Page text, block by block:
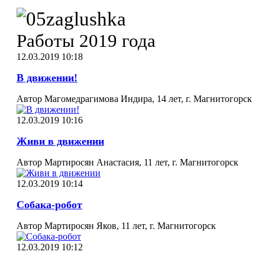
Работы 2019 года
12.03.2019 10:18
В движении!
Автор Магомедрагимова Индира, 14 лет, г. Магнитогорск
12.03.2019 10:16
Живи в движении
Автор Мартиросян Анастасия, 11 лет, г. Магнитогорск
12.03.2019 10:14
Собака-робот
Автор Мартиросян Яков, 11 лет, г. Магнитогорск
12.03.2019 10:12